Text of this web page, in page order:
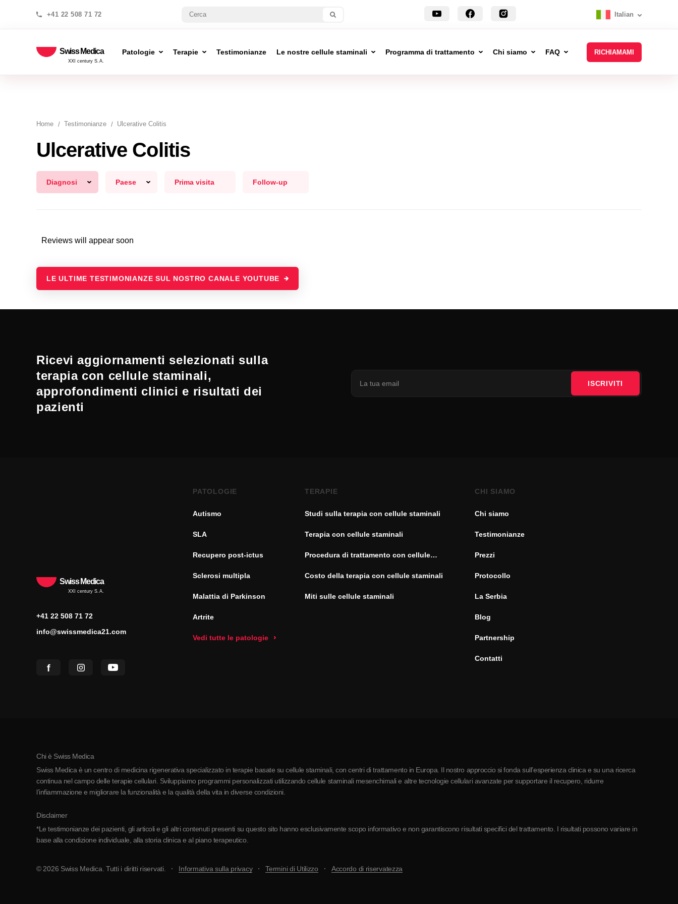
+41 22 508 71 72 Italian
Swiss Medica
XXI century S.A.
Patologie Terapie Testimonianze Le nostre cellule staminali Programma di trattamento Chi siamo FAQ RICHIAMAMI
Home Testimonianze Ulcerative Colitis
Ulcerative Colitis
Diagnosi Paese Prima visita Follow-up
Reviews will appear soon
LE ULTIME TESTIMONIANZE SUL NOSTRO CANALE YOUTUBE
Ricevi aggiornamenti selezionati sulla
terapia con cellule staminali,
approfondimenti clinici e risultati dei
pazienti
ISCRIVITI
Swiss Medica
XXI century S.A.
+41 22 508 71 72
info@swissmedica21.com
PATOLOGIE
Autismo
SLA
Recupero post-ictus
Sclerosi multipla
Malattia di Parkinson
Artrite
Vedi tutte le patologie
TERAPIE
Studi sulla terapia con cellule staminali
Terapia con cellule staminali
Procedura di trattamento con cellule
Costo della terapia con cellule staminali
Miti sulle cellule staminali
CHI SIAMO
Chi siamo
Testimonianze
Prezzi
Protocollo
La Serbia
Blog
Partnership
Contatti
Chi è Swiss Medica
Swiss Medica è un centro di medicina rigenerativa specializzato in terapie basate su cellule staminali, con centri di trattamento in Europa. Il nostro approccio si fonda sull’esperienza clinica e su una ricerca
continua nel campo delle terapie cellulari. Sviluppiamo programmi personalizzati utilizzando cellule staminali mesenchimali e altre tecnologie cellulari avanzate per supportare il recupero, ridurre
l’infiammazione e migliorare la funzionalità e la qualità della vita in diverse condizioni.
Disclaimer
*Le testimonianze dei pazienti, gli articoli e gli altri contenuti presenti su questo sito hanno esclusivamente scopo informativo e non garantiscono risultati specifici del trattamento. I risultati possono variare in
base alla condizione individuale, alla storia clinica e al piano terapeutico.
© 2026 Swiss Medica. Tutti i diritti riservati. Informativa sulla privacy Termini di Utilizzo Accordo di riservatezza